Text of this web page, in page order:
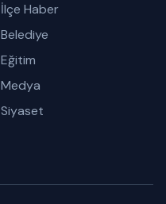
İlçe Haber
Belediye
Eğitim
Medya
Siyaset